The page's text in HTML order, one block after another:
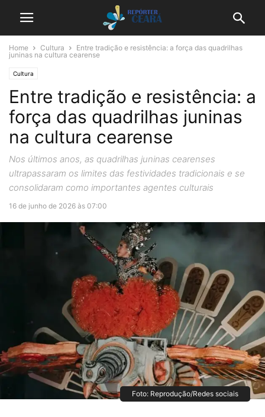
Home Cultura
Entre tradição e resistência: a força das quadrilhas
juninas na cultura cearense
Cultura
Entre tradição e resistência: a
força das quadrilhas juninas
na cultura cearense
Nos últimos anos, as quadrilhas juninas cearenses
ultrapassaram os limites das festividades tradicionais e se
consolidaram como importantes agentes culturais
16 de junho de 2026 às 07:00
Foto: Reprodução/Redes sociais